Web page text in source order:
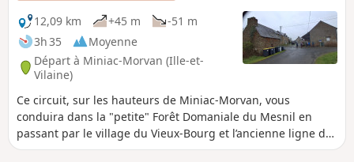
12,09 km
+45 m
-51 m
3h 35
Moyenne
Départ à Miniac-Morvan (Ille-et-
Vilaine)
Ce circuit, sur les hauteurs de Miniac-Morvan, vous
conduira dans la "petite" Forêt Domaniale du Mesnil en
passant par le village du Vieux-Bourg et l’ancienne ligne du
tramway Rennes-Saint-Malo.Depuis Saint-Gré, vous